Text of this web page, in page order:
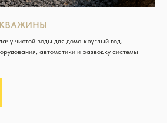
чистой воды для дома круглый год.
автоматики и разводку системы